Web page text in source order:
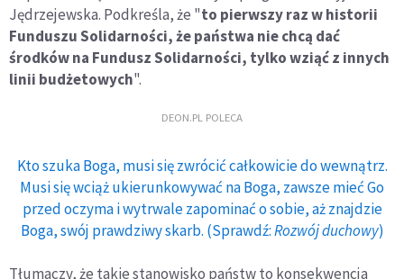
Jędrzejewska. Podkreśla, że "to pierwszy raz w historii
Funduszu Solidarności, że państwa nie chcą dać
środków na Fundusz Solidarności, tylko wziąć z innych
linii budżetowych".
DEON.PL POLECA
Kto szuka Boga, musi się zwrócić całkowicie do wewnątrz.
Musi się wciąż ukierunkowywać na Boga, zawsze mieć Go
przed oczyma i wytrwale zapominać o sobie, aż znajdzie
Boga, swój prawdziwy skarb. (Sprawdź:Rozwój duchowy)
Tłumaczy, że takie stanowisko państw to konsekwencja